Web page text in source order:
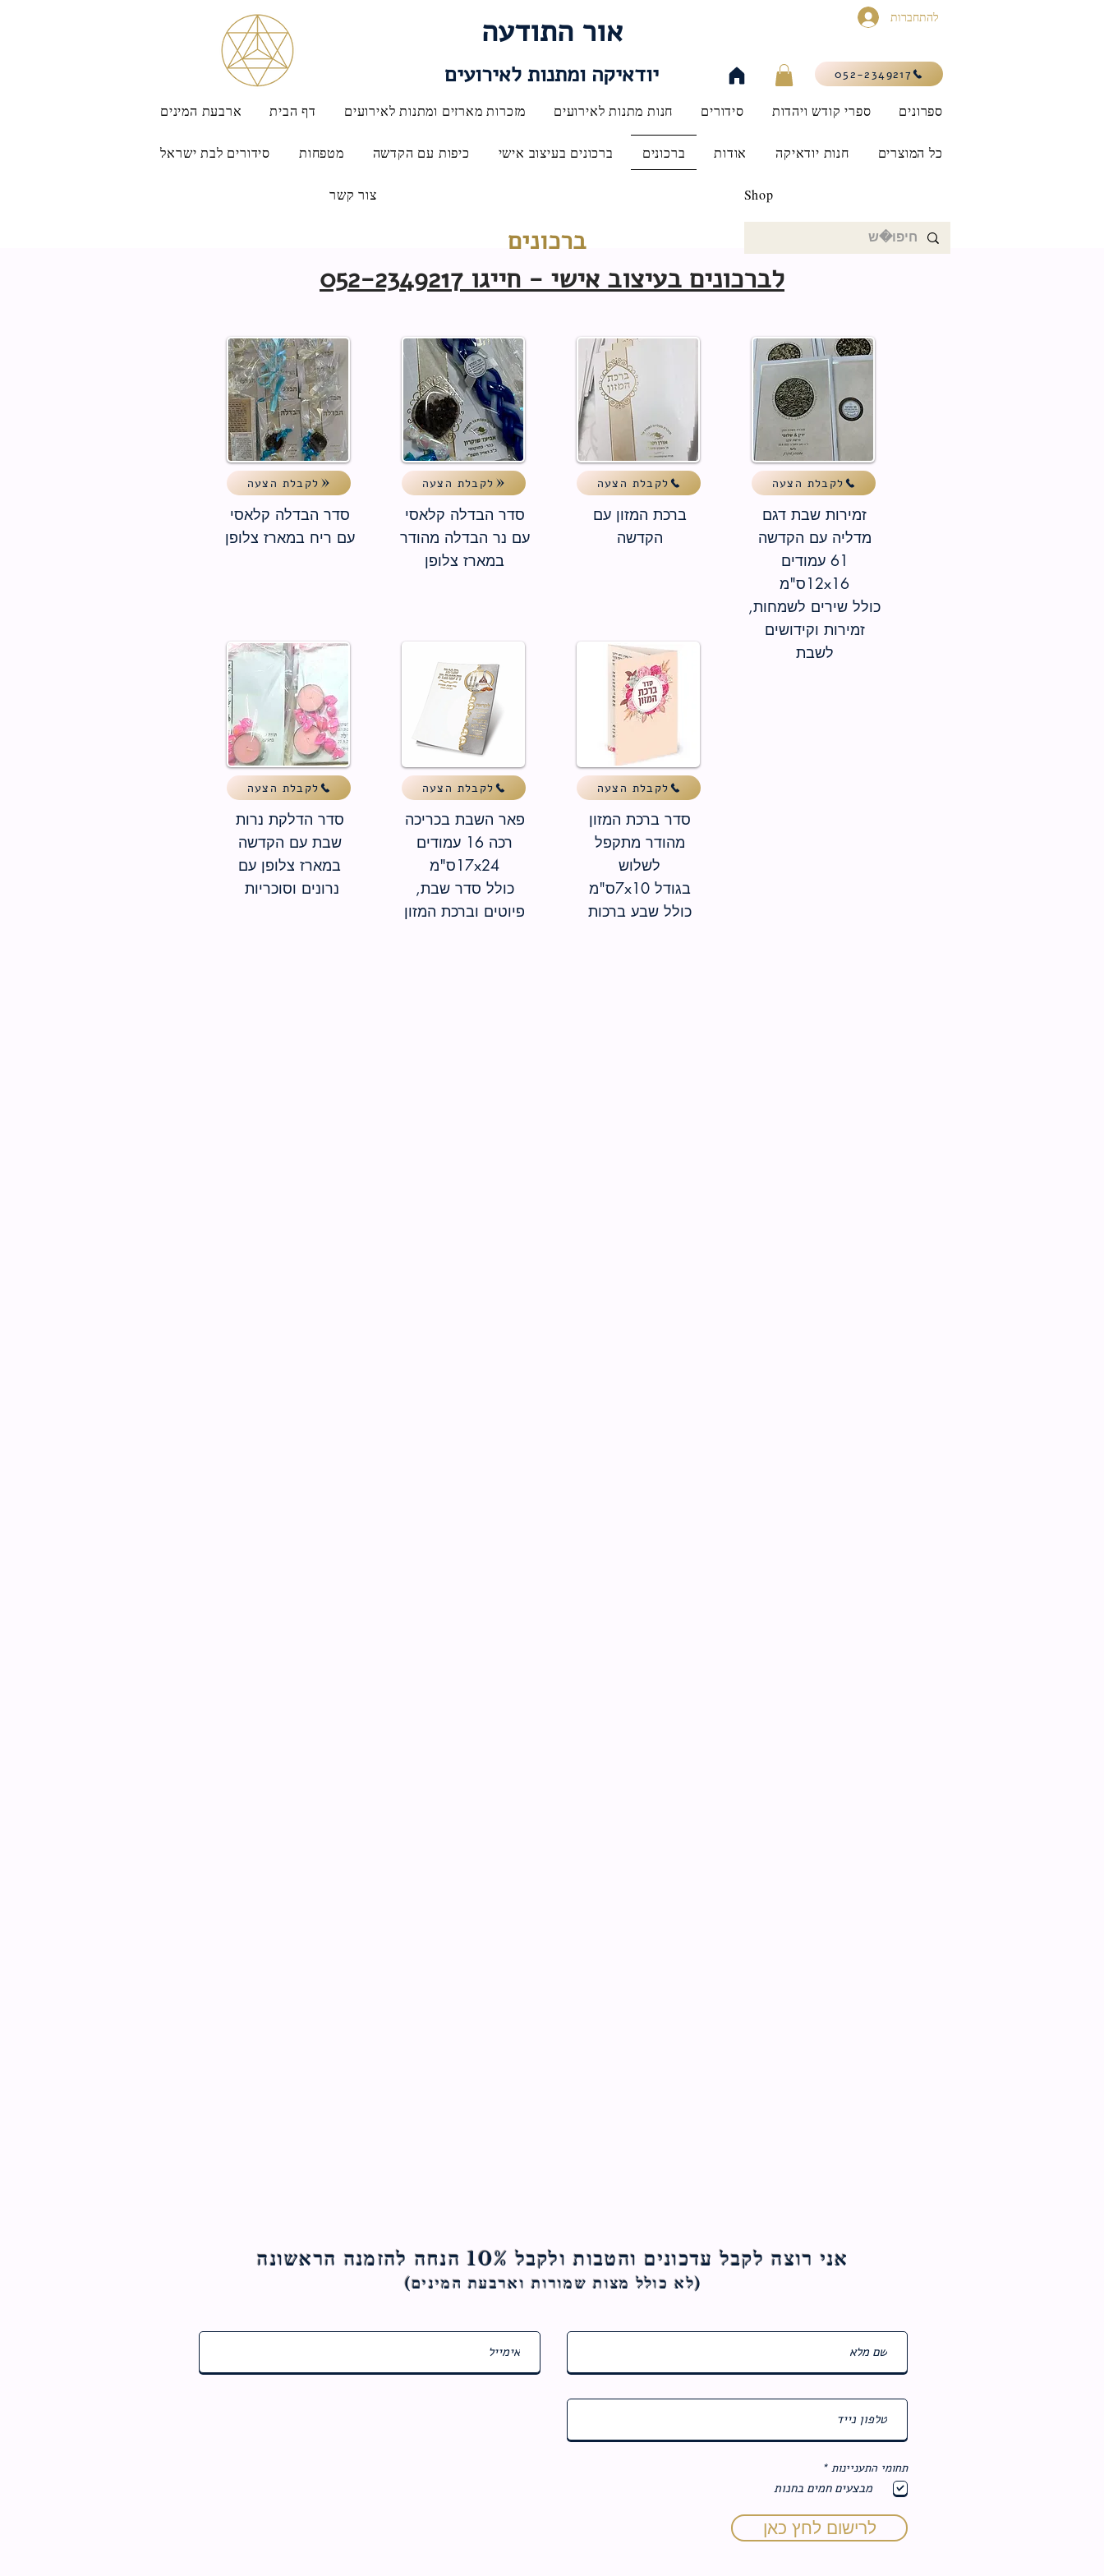
אור התודעה
יודאיקה ומתנות לאירועים
להתחברות
052-2349217
ארבעת המינים דף הבית מזכרות מארזים ומתנות לאירועים חנות מתנות לאירועים סידורים ספרי קודש ויהדות ספרונים
סידורים לבת ישראל מטפחות כיפות עם הקדשה ברכונים בעיצוב אישי ברכונים אודות חנות יודאיקה כל המוצרים
צור קשר Shop
ברכונים
לברכונים בעיצוב אישי - חייגו 052-2349217
לקבלת הצעה
סדר הבדלה קלאסי
עם ריח במארז צלופן
לקבלת הצעה
סדר הדלקת נרות
שבת עם הקדשה
במארז צלופן עם
נרונים וסוכריות
לקבלת הצעה
סדר הבדלה קלאסי
עם נר הבדלה מהודר
במארז צלופן
לקבלת הצעה
פאר השבת בכריכה
רכה
16 עמודים
17x24ס"מ
כולל סדר שבת,
פיוטים וברכת המזון
לקבלת הצעה
ברכת המזון עם
הקדשה
לקבלת הצעה
סדר ברכת המזון
מהודר מתקפל
לשלוש
בגודל 7x10ס"מ
כולל שבע ברכות
לקבלת הצעה
זמירות שבת דגם
מדליה עם הקדשה
61 עמודים
12x16ס"מ
כולל שירים לשמחות,
זמירות וקידושים
לשבת
אני רוצה לקבל עדכונים והטבות ולקבל 10% הנחה להזמנה הראשונה
(לא כולל מצות שמורות וארבעת המינים)
תחומי התעניינות *
ב
מבצעים חמים בחנות
לרישום לחץ כאן